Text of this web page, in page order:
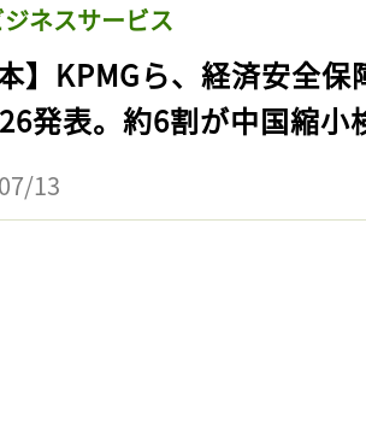
ネスサービス
本】KPMGら、経済安全
発表。約6割が中国縮小
13